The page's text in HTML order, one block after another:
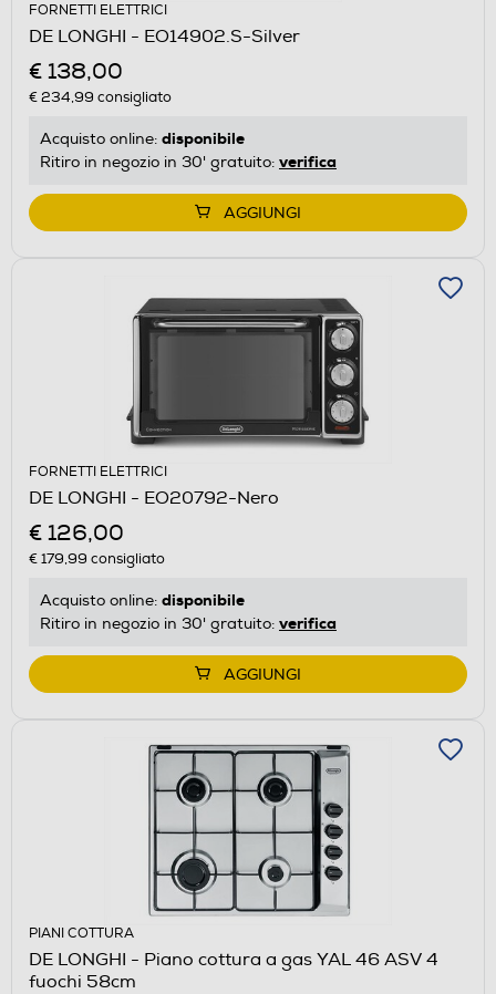
FORNETTI ELETTRICI
DE LONGHI - EO14902.S-Silver
€ 138,00
€ 234,99 consigliato
Acquisto online: disponibile
Ritiro in negozio in 30' gratuito: verifica
AGGIUNGI
FORNETTI ELETTRICI
DE LONGHI - EO20792-Nero
€ 126,00
€ 179,99 consigliato
Acquisto online: disponibile
Ritiro in negozio in 30' gratuito: verifica
AGGIUNGI
PIANI COTTURA
DE LONGHI - Piano cottura a gas YAL 46 ASV 4
fuochi 58cm